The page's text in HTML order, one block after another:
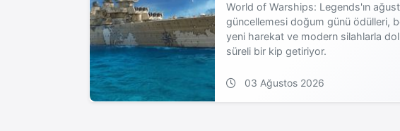
World of Warships: Legends'ın
güncellemesi doğum günü ödülleri,
yeni harekat ve modern silahlarla dolu
süreli bir kip getiriyor.
03 Ağustos 2026